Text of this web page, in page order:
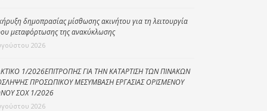
δημοπρασίας μίσθωσης ακινήτου για τη λειτουργία
μεταφόρτωσης της ανακύκλωσης
2026
1/2026ΕΠΙΤΡΟΠΗΣ ΓΙΑ ΤΗΝ ΚΑΤΑΡΤΙΣΗ ΤΩΝ ΠΙΝΑΚΩΝ
ΠΡΟΣΩΠΙΚΟΥ ΜΕΣΥΜΒΑΣΗ ΕΡΓΑΣΙΑΣ ΟΡΙΣΜΕΝΟΥ
ΣΟΧ 1/2026
2026